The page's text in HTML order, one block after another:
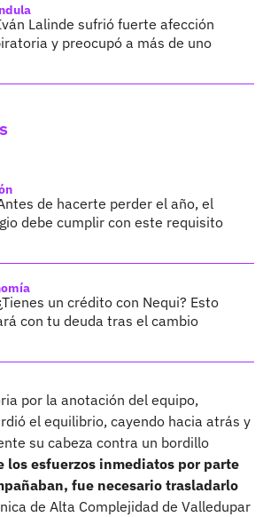
Lalinde sufrió fuerte afección
y preocupó a más de uno
de hacerte perder el año, el
debe cumplir con este requisito
un crédito con Nequi? Esto
con tu deuda tras el cambio
por la anotación del equipo,
el equilibrio, cayendo hacia atrás y
su cabeza contra un bordillo
los esfuerzos inmediatos por parte
fue necesario trasladarlo
de Alta Complejidad de Valledupar